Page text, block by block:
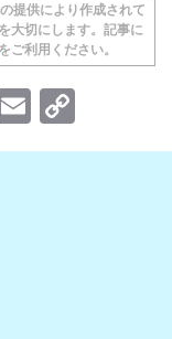
提供により作成されて
大切にします。記事に
をご利用ください。
H
E
m o